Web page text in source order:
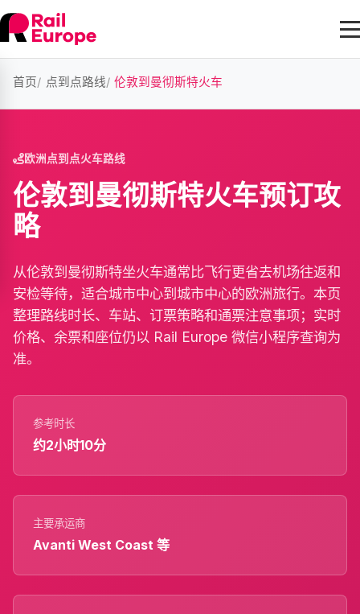
首页 点到点路线 伦敦到曼彻斯特火车
欧洲点到点火车路线
伦敦到曼彻斯特火车预订攻
略
从伦敦到曼彻斯特坐火车通常比飞行更省去机场往返和
安检等待，适合城市中心到城市中心的欧洲旅行。本页
整理路线时长、车站、订票策略和通票注意事项；实时
价格、余票和座位仍以 Rail Europe 微信小程序查询为
准。
参考时长
约2小时10分
主要承运商
Avanti West Coast 等